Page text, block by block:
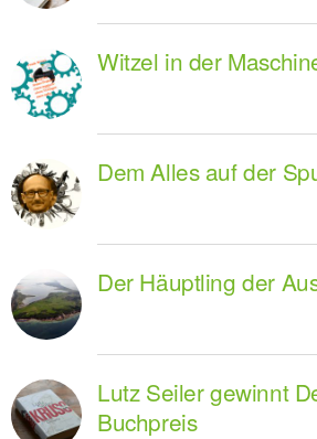
Witzel in der
Dem Alles auf der
Der Häuptling der
Lutz Seiler gewinnt
Buchpreis